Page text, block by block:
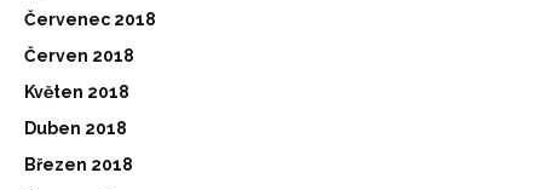
Červenec 2018
Červen 2018
Květen 2018
Duben 2018
Březen 2018